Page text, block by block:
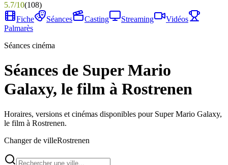
5.7/10(108)
Fiche
Séances Casting Streaming
Vidéos
Palmarès
Séances cinéma
Séances de Super Mario
Galaxy, le film à Rostrenen
Horaires, versions et cinémas disponibles pour Super Mario Galaxy,
le film à Rostrenen.
Changer de villeRostrenen